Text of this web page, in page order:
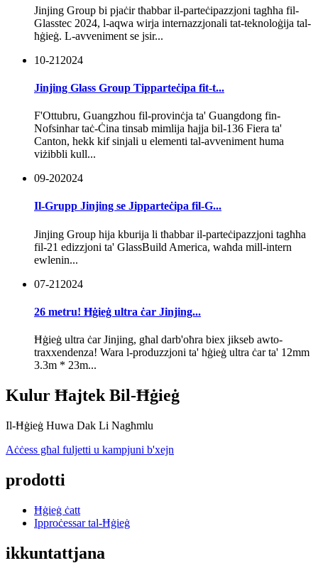
Jinjing Group bi pjaċir tħabbar il-parteċipazzjoni tagħha fil-
Glasstec 2024, l-aqwa wirja internazzjonali tat-teknoloġija tal-
ħġieġ. L-avveniment se jsir...
10-21 2024
Jinjing Glass Group Tipparteċipa fit-t...
F'Ottubru, Guangzhou fil-provinċja ta' Guangdong fin-
Nofsinhar taċ-Ċina tinsab mimlija ħajja bil-136 Fiera ta'
Canton, hekk kif sinjali u elementi tal-avveniment huma
viżibbli kull...
09-202024
Il-Grupp Jinjing se Jipparteċipa fil-G...
Jinjing Group hija kburija li tħabbar il-parteċipazzjoni tagħha
fil-21 edizzjoni ta' GlassBuild America, waħda mill-intern
ewlenin...
07-21 2024
26 metru! Ħġieġ ultra ċar Jinjing...
Ħġieġ ultra ċar Jinjing, għal darb'oħra biex jikseb awto-
traxxendenza! Wara l-produzzjoni ta' ħġieġ ultra ċar ta' 12mm
3.3m * 23m...
Kulur Ħajtek Bil-Ħġieġ
Il-Ħġieġ Huwa Dak Li Nagħmlu
Aċċess għal fuljetti u kampjuni b'xejn
prodotti
Ħġieġ ċatt
Ipproċessar tal-Ħġieġ
ikkuntattjana